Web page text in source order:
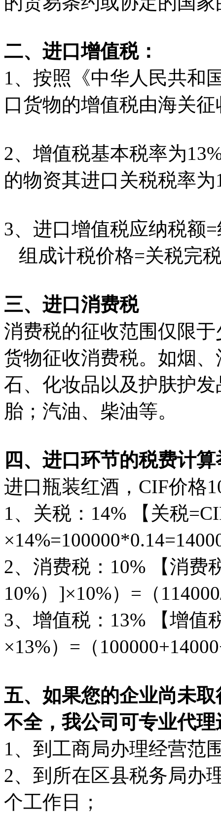
二、进口增值税：
1、按照《中华人民共和
口货物的增值税由海关征
2、增值税基本税率为
的物资其进口关税税率为
3、进口增值税应纳税额
组成计税价格=关税完
三、进口消费税
消费税的征收范围仅限
货物征收消费税。如烟
石、化妆品以及护肤护
胎；汽油、柴油等。
四、进口环节的税费计
进口瓶装红酒，CIF价格
1、关税：14% 【关税
2、消费税：10% 【消费
10%）]×10%）=（
3、增值税：13% 【增值
×13%）=（
五、如果您的企业尚未
不全，我公司可专业代
1、到工商局办理经营范
2、到所在区县税务局办
个工作日；